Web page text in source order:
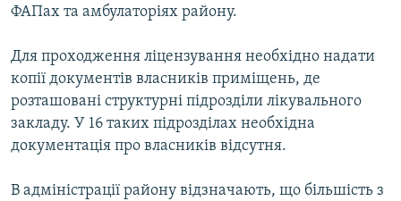
ФАПах та амбулаторіях району.
Для проходження ліцензування необхідно надати
копії документів власників приміщень, де
розташовані структурні підрозділи лікувального
закладу. У 16 таких підрозділах необхідна
документація про власників відсутня.
В адміністрації району відзначають, що більшість з